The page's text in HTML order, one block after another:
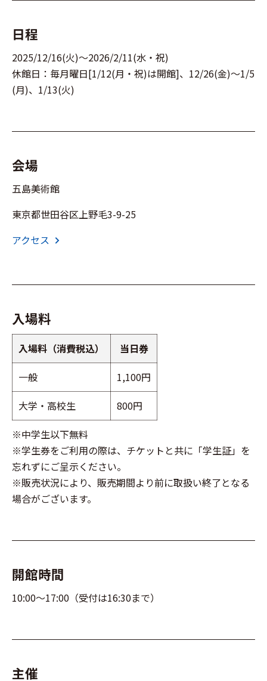
日程
2025/12/16(火)～2026/2/11(水・祝)
休館日：毎月曜日[1/12(月・祝)は開館]、12/26(金)～1/5
(月)、1/13(火)
会場
五島美術館
東京都世田谷区上野毛3-9-25
アクセス chevron_right
入場料
入場料（消費税込）
当日券
一般
1,100円
大学・高校生
800円
※中学生以下無料
※学生券をご利用の際は、チケットと共に「学生証」を
忘れずにご呈示ください。
※販売状況により、販売期間より前に取扱い終了となる
場合がございます。
開館時間
10:00～17:00（受付は16:30まで）
主催